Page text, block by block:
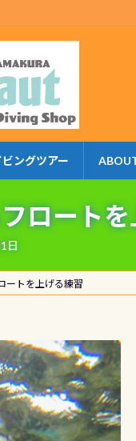
ングツアー
ロート
日
ートを上げる練習